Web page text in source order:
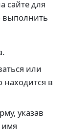
сайте для
выполнить
или
находится в
указав
имя